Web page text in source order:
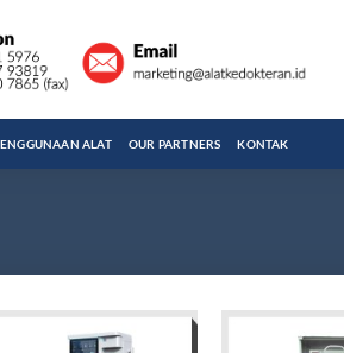
ALAT OUR PARTNERS KONTAK